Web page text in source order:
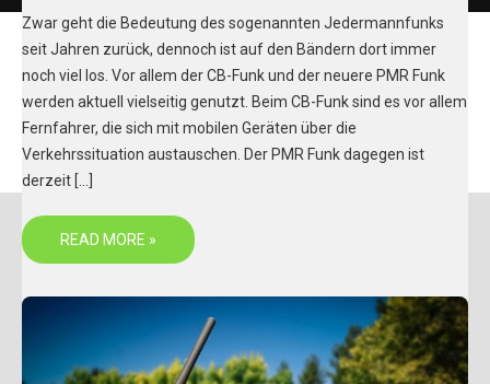
Zwar geht die Bedeutung des sogenannten Jedermannfunks
seit Jahren zurück, dennoch ist auf den Bändern dort immer
noch viel los. Vor allem der CB-Funk und der neuere PMR Funk
werden aktuell vielseitig genutzt. Beim CB-Funk sind es vor allem
Fernfahrer, die sich mit mobilen Geräten über die
Verkehrssituation austauschen. Der PMR Funk dagegen ist
derzeit […]
READ MORE »